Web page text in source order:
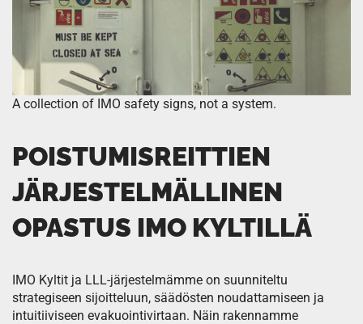
A collection of IMO safety signs, not a system.
POISTUMISREITTIEN
JÄRJESTELMÄLLINEN
OPASTUS IMO KYLTILLÄ
IMO Kyltit ja LLL-järjestelmämme on suunniteltu
strategiseen sijoitteluun, säädösten noudattamiseen ja
intuitiiviseen evakuointivirtaan. Näin rakennamme